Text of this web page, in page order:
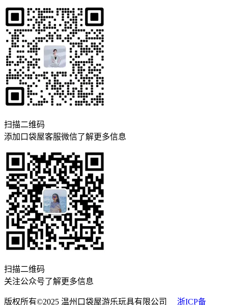
扫描二维码
添加口袋屋客服微信了解更多信息
扫描二维码
关注公众号了解更多信息
版权所有©2025 温州口袋屋游乐玩具有限公司 浙ICP备